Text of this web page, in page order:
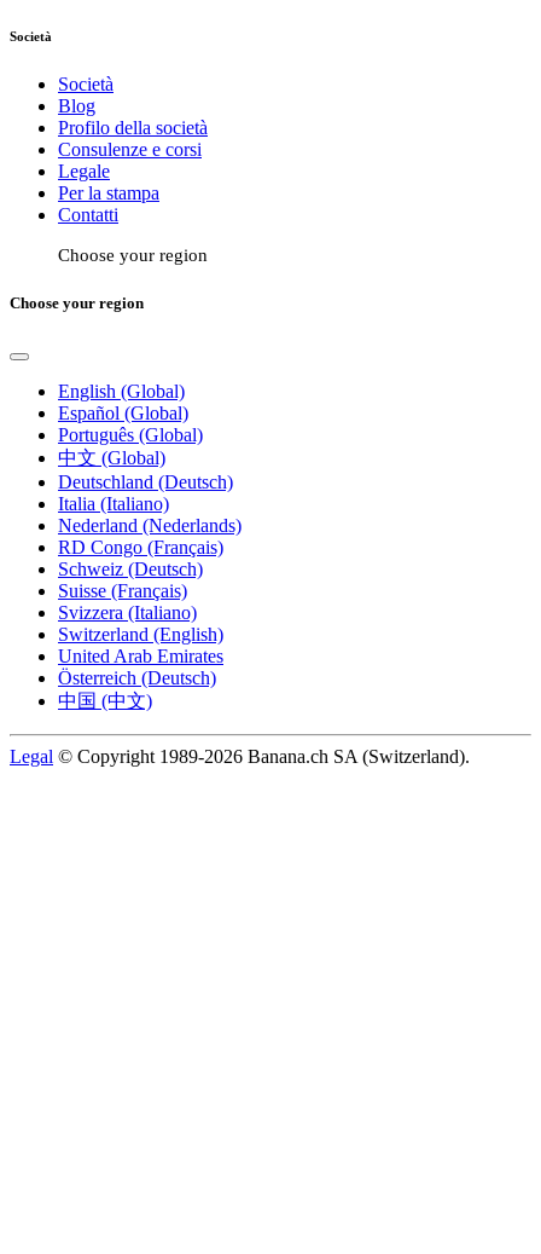
Società
Società
Blog
Profilo della società
Consulenze e corsi
Legale
Per la stampa
Contatti
Choose your region
Choose your region
English (Global)
Español (Global)
Português (Global)
中文 (Global)
Deutschland (Deutsch)
Italia (Italiano)
Nederland (Nederlands)
RD Congo (Français)
Schweiz (Deutsch)
Suisse (Français)
Svizzera (Italiano)
Switzerland (English)
United Arab Emirates
Österreich (Deutsch)
中国 (中文)
Legal © Copyright 1989-2026 Banana.ch SA (Switzerland).